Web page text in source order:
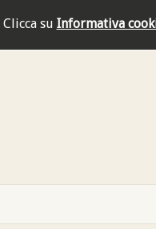
Clicca su Informativa